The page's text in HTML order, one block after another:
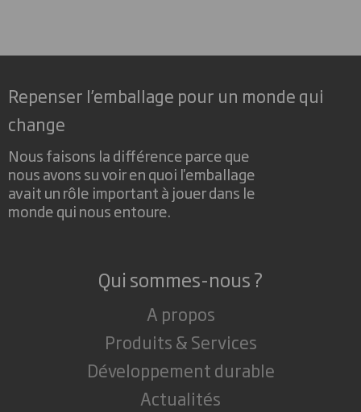
Repenser l’emballage pour un monde qui
change
Nous faisons la différence parce que
nous avons su voir en quoi l'emballage
avait un rôle important à jouer dans le
monde qui nous entoure.
Qui sommes-nous ?
A propos
Produits & Services
Développement durable
Actualités